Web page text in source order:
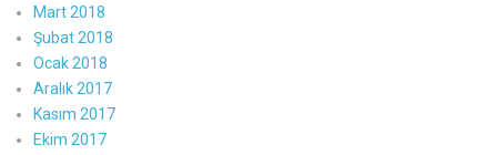
Mart 2018
Şubat 2018
Ocak 2018
Aralık 2017
Kasım 2017
Ekim 2017